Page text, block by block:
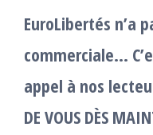
EuroLibertés n’a
commerciale…
appel à nos
DE VOUS DÈS